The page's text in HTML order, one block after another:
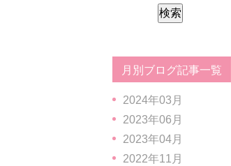
月別ブログ記事一覧
2024年03月
2023年06月
2023年04月
2022年11月